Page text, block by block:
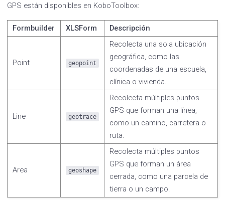
GPS están disponibles en KoboToolbox:
Formbuilder XLSForm Descripción
Point geopoint
Recolecta una sola ubicación
geográfica, como las
coordenadas de una escuela,
clínica o vivienda.
Line geotrace
Recolecta múltiples puntos
GPS que forman una línea,
como un camino, carretera o
ruta.
Area geoshape
Recolecta múltiples puntos
GPS que forman un área
cerrada, como una parcela de
tierra o un campo.